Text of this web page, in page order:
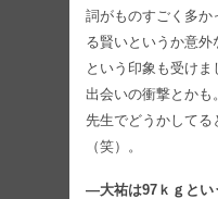
詞がものすごく多か
る賢いというか意
という印象も受けま
出会いの衝撃とかも
先生でどうかしてる
（笑）。
—大祐は97ｋｇとい